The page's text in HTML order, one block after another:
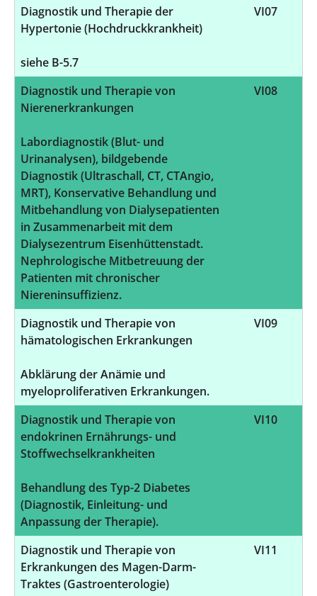
Diagnostik und Therapie der
Hypertonie (Hochdruckkrankheit)
siehe B-5.7
VI07
Diagnostik und Therapie von
Nierenerkrankungen
Labordiagnostik (Blut- und
Urinanalysen), bildgebende
Diagnostik (Ultraschall, CT, CTAngio,
MRT), Konservative Behandlung und
Mitbehandlung von Dialysepatienten
in Zusammenarbeit mit dem
Dialysezentrum Eisenhüttenstadt.
Nephrologische Mitbetreuung der
Patienten mit chronischer
Niereninsuffizienz.
VI08
Diagnostik und Therapie von
hämatologischen Erkrankungen
Abklärung der Anämie und
myeloproliferativen Erkrankungen.
VI09
Diagnostik und Therapie von
endokrinen Ernährungs- und
Stoffwechselkrankheiten
Behandlung des Typ-2 Diabetes
(Diagnostik, Einleitung- und
Anpassung der Therapie).
VI10
Diagnostik und Therapie von
Erkrankungen des Magen-Darm-
Traktes (Gastroenterologie)
VI11